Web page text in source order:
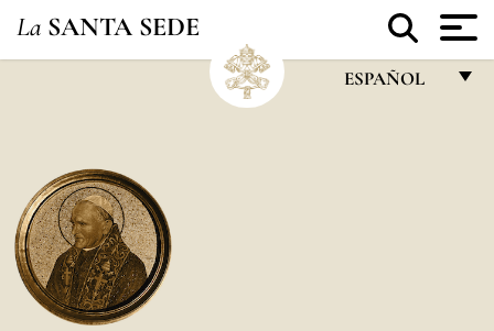
La SANTA SEDE
ESPAÑOL